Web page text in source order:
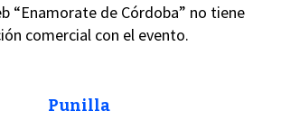
“Enamorate de Córdoba” no tiene
comercial con el evento.
Punilla